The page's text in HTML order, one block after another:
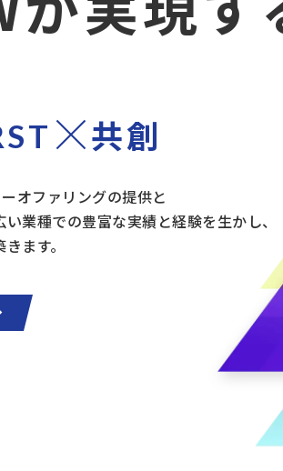
共創
オファリングの提供と
業種での豊富な実績と経験を生かし、
ます。